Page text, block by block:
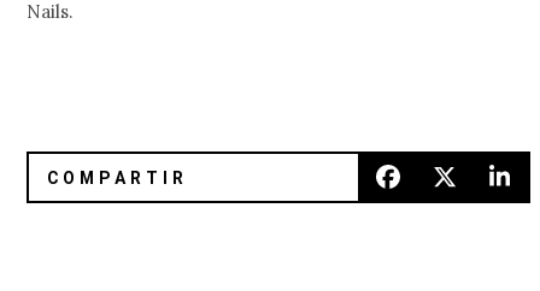
Nails.